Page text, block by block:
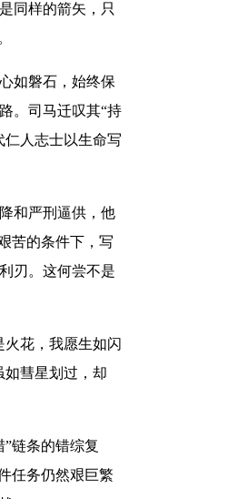
同样的箭矢，只
如磐石，始终保
。司马迁叹其“持
人志士以生命写
和严刑逼供，他
苦的条件下，写
刃。这何尝不是
花，我愿生如闪
如彗星划过，却
链条的错综复
任务仍然艰巨繁